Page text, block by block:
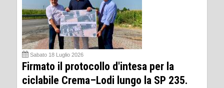
Sabato 18 Luglio 2026
Firmato il protocollo d'intesa per la
ciclabile Crema–Lodi lungo la SP 235.